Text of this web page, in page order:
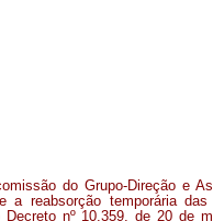
do Grupo-Direção e
reabsorção temporária
nº 10.359, de 20 de